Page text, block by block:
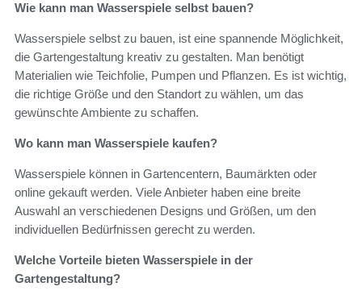
Wie kann man Wasserspiele selbst bauen?
Wasserspiele selbst zu bauen, ist eine spannende Möglichkeit,
die Gartengestaltung kreativ zu gestalten. Man benötigt
Materialien wie Teichfolie, Pumpen und Pflanzen. Es ist wichtig,
die richtige Größe und den Standort zu wählen, um das
gewünschte Ambiente zu schaffen.
Wo kann man Wasserspiele kaufen?
Wasserspiele können in Gartencentern, Baumärkten oder
online gekauft werden. Viele Anbieter haben eine breite
Auswahl an verschiedenen Designs und Größen, um den
individuellen Bedürfnissen gerecht zu werden.
Welche Vorteile bieten Wasserspiele in der
Gartengestaltung?